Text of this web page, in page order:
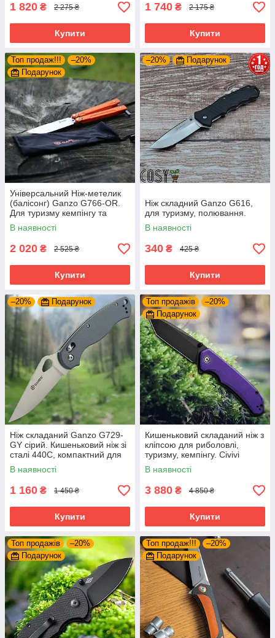
1 820 ₴ 2 275 ₴
Купити
1 740 ₴ 2 175 ₴
Купити
Топ продаж!!!
–20%
Подарунок
Універсальний Ніж-метелик
(балісонг) Ganzo G766-OR.
Для туризму кемпінгу та
відпочинку на природі
В наявності
2 020 ₴ 2 525 ₴
Купити
–20% Подарунок
Ніж складний Ganzo G616,
для туризму, полювання.
В наявності
340 ₴ 425 ₴
Купити
–20% Подарунок
Ніж складаний Ganzo G729-
GY сірий. Кишеньковий ніж зі
сталі 440C, компактний для
щоденного використання,
туризму
В наявності
1 160 ₴ 1 450 ₴
Купити
Топ продажів
–20%
Подарунок
Кишеньковий складаний ніж з
кліпсою для риболовлі,
туризму, кемпінгу. Civivi
Brazen C2023D фіолетовий
для подарунка
В наявності
3 880 ₴ 4 850 ₴
Купити
Топ продажів
–20%
Подарунок
Топ продаж!!!
–20%
Подарунок